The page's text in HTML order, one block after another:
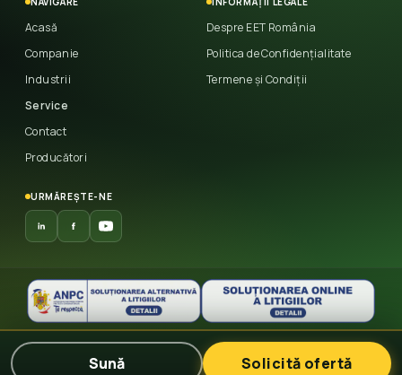
Sună Solicită ofertă
Acasă
Companie
Industrii
Service
Contact
Producători
Despre EET România
Politica de Confidențialitate
Termene și Condiții
URMĂREȘTE-NE
© 2026 East European Trade
— Toate drepturile